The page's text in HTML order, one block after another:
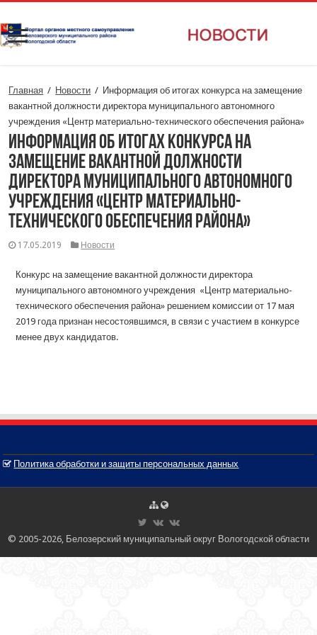
Главная / Новости / Информация об итогах конкурса на замещение
вакантной должности директора муниципального автономного
учреждения «Центр материально-технического обеспечения района»
Информация об итогах конкурса на
замещение вакантной должности
директора муниципального автономного
учреждения «Центр материально-
технического обеспечения района»
17.05.2019 Новости
Конкурс на замещение вакантной должности директора
муниципального автономного учреждения «Центр материально-
технического обеспечения района» решением комиссии от 17 мая
2019 года признан несостоявшимся, в связи с участием в конкурсе
менее двух кандидатов.
Политика обработки и защиты персональных данных
© 2005-2026, Белозерский муниципальный округ Вологодской области